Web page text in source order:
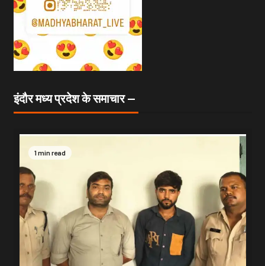
इंदौर मध्य प्रदेश के समाचार —
1 min read